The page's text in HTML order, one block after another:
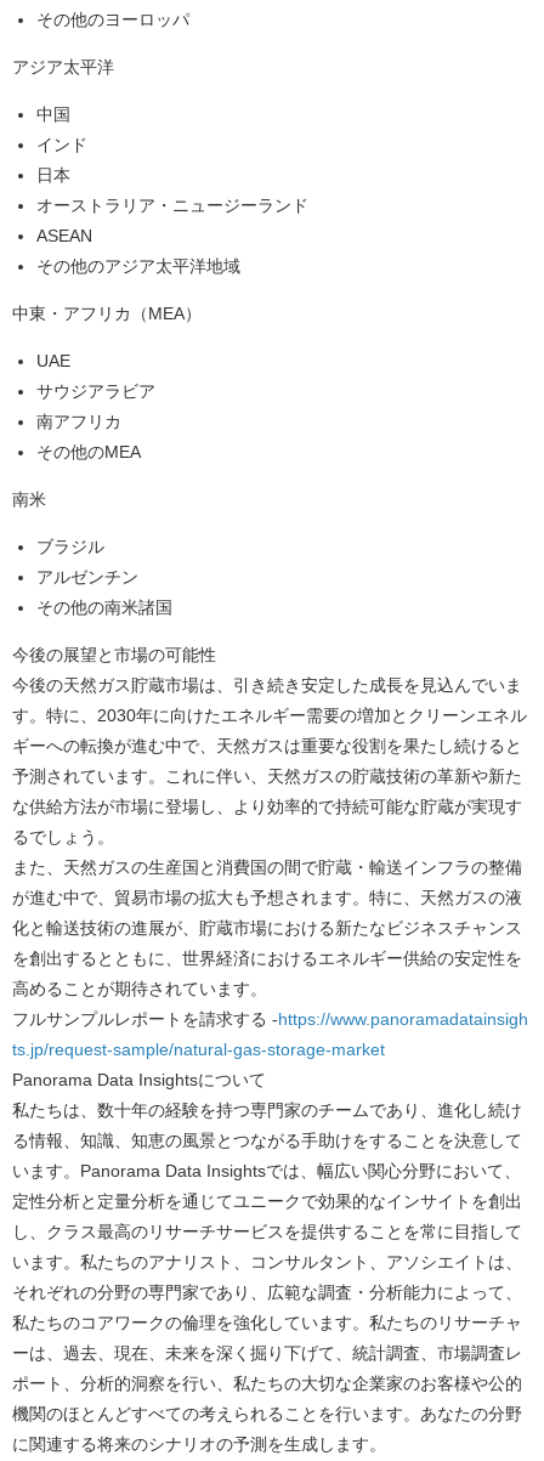
その他のヨーロッパ
アジア太平洋
中国
インド
日本
オーストラリア・ニュージーランド
ASEAN
その他のアジア太平洋地域
中東・アフリカ（MEA）
UAE
サウジアラビア
南アフリカ
その他のMEA
南米
ブラジル
アルゼンチン
その他の南米諸国
今後の展望と市場の可能性
今後の天然ガス貯蔵市場は、引き続き安定した成長を見込んでいま
す。特に、2030年に向けたエネルギー需要の増加とクリーンエネル
ギーへの転換が進む中で、天然ガスは重要な役割を果たし続けると
予測されています。これに伴い、天然ガスの貯蔵技術の革新や新た
な供給方法が市場に登場し、より効率的で持続可能な貯蔵が実現す
るでしょう。
また、天然ガスの生産国と消費国の間で貯蔵・輸送インフラの整備
が進む中で、貿易市場の拡大も予想されます。特に、天然ガスの液
化と輸送技術の進展が、貯蔵市場における新たなビジネスチャンス
を創出するとともに、世界経済におけるエネルギー供給の安定性を
高めることが期待されています。
フルサンプルレポートを請求する -https://www.panoramadatainsigh
ts.jp/request-sample/natural-gas-storage-market
Panorama Data Insightsについて
私たちは、数十年の経験を持つ専門家のチームであり、進化し続け
る情報、知識、知恵の風景とつながる手助けをすることを決意して
います。Panorama Data Insightsでは、幅広い関心分野において、
定性分析と定量分析を通じてユニークで効果的なインサイトを創出
し、クラス最高のリサーチサービスを提供することを常に目指して
います。私たちのアナリスト、コンサルタント、アソシエイトは、
それぞれの分野の専門家であり、広範な調査・分析能力によって、
私たちのコアワークの倫理を強化しています。私たちのリサーチャ
ーは、過去、現在、未来を深く掘り下げて、統計調査、市場調査レ
ポート、分析的洞察を行い、私たちの大切な企業家のお客様や公的
機関のほとんどすべての考えられることを行います。あなたの分野
に関連する将来のシナリオの予測を生成します。